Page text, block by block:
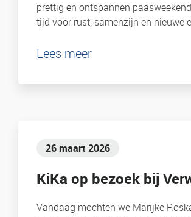
prettig en ontspannen
tijd voor rust, samenzijn en nieuwe
Lees meer
26 maart 2026
KiKa op bezoek bij
Vandaag mochten we Marijke